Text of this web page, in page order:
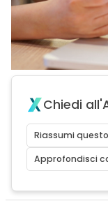
Chiedi
Riassumi
Approfondisci